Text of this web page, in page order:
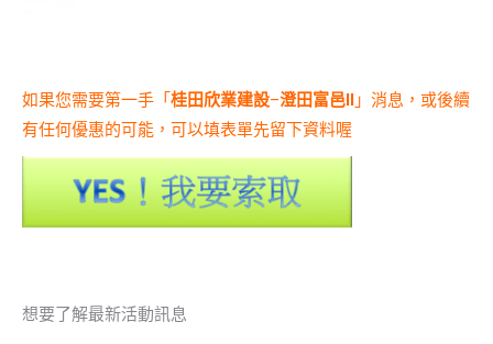
如果您需要第一手「 桂田欣業建設–澄田富邑II 」消息，或後續
有任何優惠的可能，可以填表單先留下資料喔
想要了解最新活動訊息